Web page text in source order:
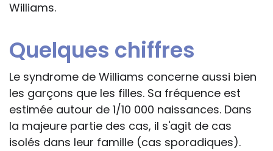
Williams.
Quelques chiffres
Le syndrome de Williams concerne aussi bien
les garçons que les filles. Sa fréquence est
estimée autour de 1/10 000 naissances. Dans
la majeure partie des cas, il s'agit de cas
isolés dans leur famille (cas sporadiques).